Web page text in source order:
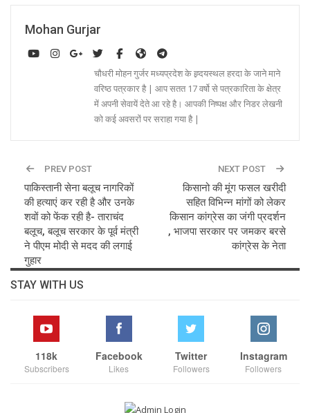
Mohan Gurjar
चौधरी मोहन गुर्जर मध्यप्रदेश के ह्र्दयस्थल हरदा के जाने माने
वरिष्ठ पत्रकार है | आप सतत 17 वर्षो से पत्रकारिता के क्षेत्र
में अपनी सेवायें देते आ रहे है। आपकी निष्पक्ष और निडर लेखनी
को कई अवसरों पर सराहा गया है |
PREV POST
पाकिस्तानी सेना बलूच नागरिकों
की हत्याएं कर रही है और उनके
शवों को फेंक रही है- ताराचंद
बलूच, बलूच सरकार के पूर्व मंत्री
ने पीएम मोदी से मदद की लगाई
गुहार
NEXT POST
किसानो की मूंग फसल खरीदी
सहित विभिन्न मांगों को लेकर
किसान कांग्रेस का जंगी प्रदर्शन
, भाजपा सरकार पर जमकर बरसे
कांग्रेस के नेता
STAY WITH US
118k
Subscribers
Facebook
Likes
Twitter
Followers
Instagram
Followers